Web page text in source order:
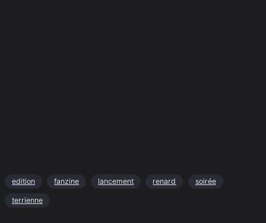
edition fanzine lancement renard soirée
terrienne